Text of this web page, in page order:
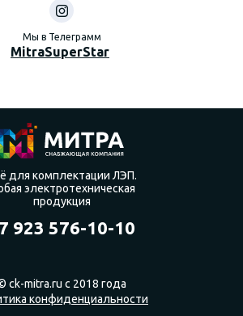
Мы в Телеграмм
MitraSuperStar
для комплектации ЛЭП.
электротехническая
продукция
923 576-10-10
ck-mitra.ru с 2018 года
конфиденциальности